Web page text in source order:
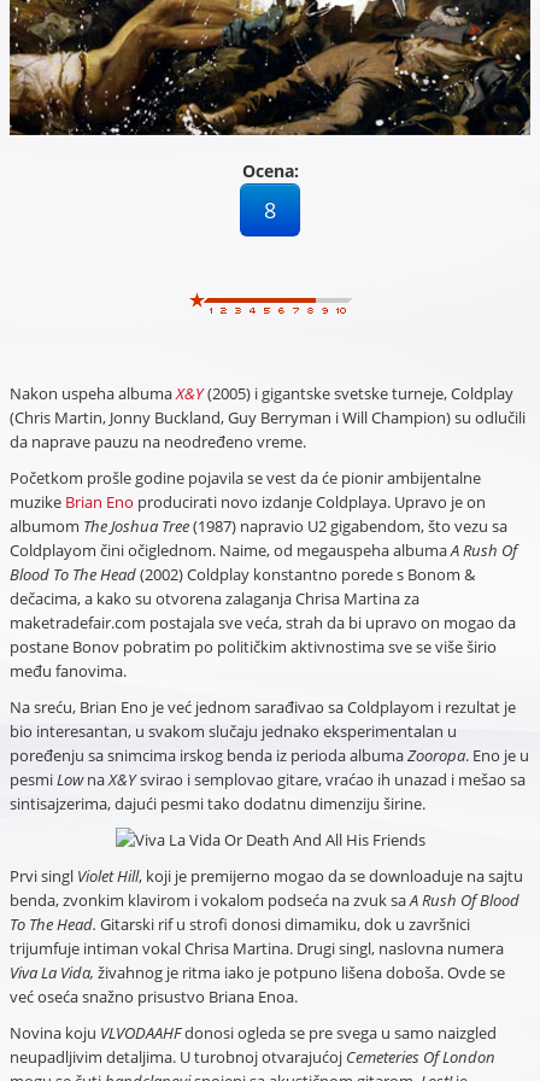
Ocena:
8
Nakon uspeha albumaX&Y(2005) i gigantske svetske turneje, Coldplay
(Chris Martin, Jonny Buckland, Guy Berryman i Will Champion) su odlučili
da naprave pauzu na neodređeno vreme.
Početkom prošle godine pojavila se vest da će pionir ambijentalne
muzike Brian Eno producirati novo izdanje Coldplaya. Upravo je on
albumom The Joshua Tree(1987) napravio U2 gigabendom, što vezu sa
Coldplayom čini očiglednom. Naime, od megauspeha albumaA Rush Of
Blood To The Head(2002) Coldplay konstantno porede s Bonom &
dečacima, a kako su otvorena zalaganja Chrisa Martina za
maketradefair.com postajala sve veća, strah da bi upravo on mogao da
postane Bonov pobratim po političkim aktivnostima sve se više širio
među fanovima.
Na sreću, Brian Eno je već jednom sarađivao sa Coldplayom i rezultat je
bio interesantan, u svakom slučaju jednako eksperimentalan u
poređenju sa snimcima irskog benda iz perioda albumaZooropa. Eno je u
pesmiLownaX&Ysvirao i semplovao gitare, vraćao ih unazad i mešao sa
sintisajzerima, dajući pesmi tako dodatnu dimenziju širine.
Prvi singl Violet Hill, koji je premijerno mogao da se downloaduje na sajtu
benda, zvonkim klavirom i vokalom podseća na zvuk saA Rush Of Blood
To The Head. Gitarski rif u strofi donosi dimamiku, dok u završnici
trijumfuje intiman vokal Chrisa Martina. Drugi singl, naslovna numera
Viva La Vida, živahnog je ritma iako je potpuno lišena doboša. Ovde se
već oseća snažno prisustvo Briana Enoa.
Novina koju VLVODAAHFdonosi ogleda se pre svega u samo naizgled
neupadljivim detaljima. U turobnoj otvarajućoj Cemeteries Of London